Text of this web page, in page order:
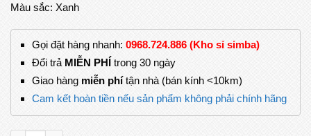
Màu sắc: Xanh
Gọi đặt hàng nhanh: 0968.724.886 (Kho sỉ simba)
Đổi trảMIỄN PHÍtrong 30 ngày
Giao hàng miễn phítận nhà (bán kính <10km)
Cam kết hoàn tiền nếu sản phẩm không phải chính hãng